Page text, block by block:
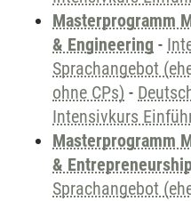
Masterprogramm
& Engineering -
Sprachangebot
ohne CPs) -
Intensivkurs
Masterprogramm
&
Sprachangebot